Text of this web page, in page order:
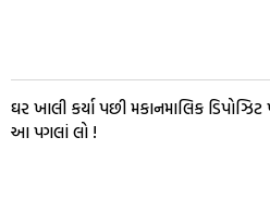
ઘર ખાલી કર્યા પછી મકાનમાલિક
આ પગલાં લો !